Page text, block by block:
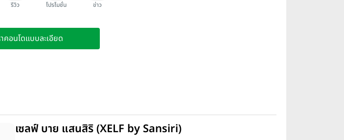
รีวิว โปรโมชั่น ข่าว
คอนโดแบบละเอียด
เซลฟ์ บาย แสนสิริ (XELF by Sansiri)